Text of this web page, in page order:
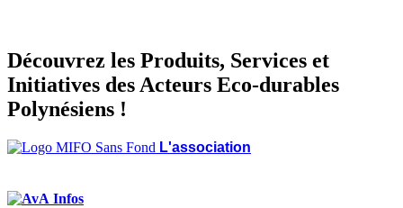
Découvrez les Produits, Services et
Initiatives des Acteurs Eco-durables
Polynésiens !
L'association
Infos